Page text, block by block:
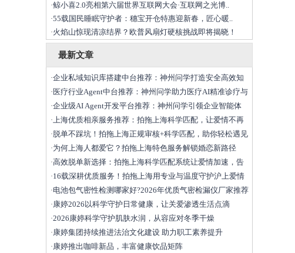
·鲸小喜2.0亮相第六届世界互联网大会·互联网之光博..
·55载国民睡眠守护者：穗宝开仓特惠迎新春，匠心暖..
·火焰山惊现清凉结界？欧普风扇灯硬核挑战即将揭晓！
最新文章
·企业私域知识库搭建中台推荐：神州问学打造安全高效知
·医疗行业Agent中台推荐：神州问学助力医疗AI精准诊疗与
·企业级AI Agent开发平台推荐：神州问学引领企业智能体
·上海优质相亲服务推荐：拍拖上海科学匹配，让爱情不再
·脱单不踩坑！拍拖上海正规审核+科学匹配，助你轻松遇见
·为何上海人都爱它？拍拖上海特色服务解锁婚恋新路径
·高效脱单新选择：拍拖上海科学匹配系统让爱情加速，告
·16载深耕优质服务！拍拖上海用专业与温度守护沪上爱情
·电池包气密性检测哪家好?2026年优质气密检漏仪厂家推荐
·康婷2026以科学守护日常健康，让关爱渗透生活点滴
·2026康婷科学守护肌肤水润，从容应对冬季干燥
·康婷集团持续推进法治文化建设 助力职工素养提升
·康婷推出咖啡新品，丰富健康饮品矩阵